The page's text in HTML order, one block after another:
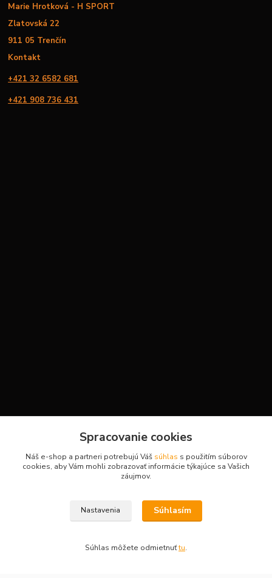
Marie Hrotková - H SPORT
Zlatovská 22
911 05 Trenčín
Kontakt
+421 32 6582 681
+421 908 736 431
+421908736431
obchod.hsport@gmail.com
Spracovanie cookies
Náš e-shop a partneri potrebujú Váš súhlas s použitím súborov
cookies, aby Vám mohli zobrazovať informácie týkajúce sa Vašich
záujmov.
Nastavenia Súhlasím
Súhlas môžete odmietnuťtu.